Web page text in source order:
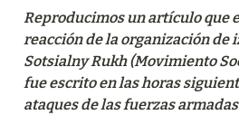
Reproducimos un artículo que
reacción de la organización de
Sotsialny Rukh (Movimiento
fue escrito en las horas
ataques de las fuerzas